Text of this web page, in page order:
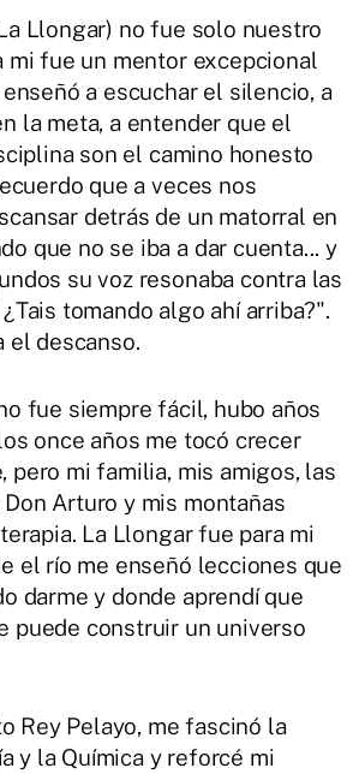
Llongar) no fue solo nuestro
mi fue un mentor excepcional
a escuchar el silencio, a
la meta, a entender que el
son el camino honesto
que a veces nos
detrás de un matorral en
que no se iba a dar cuenta... y
su voz resonaba contra las
tomando algo ahí arriba?".
el descanso.
fue siempre fácil, hubo años
once años me tocó crecer
pero mi familia, mis amigos, las
Arturo y mis montañas
La Llongar fue para mi
el río me enseñó lecciones que
darme y donde aprendí que
puede construir un universo
Rey Pelayo, me fascinó la
y la Química y reforcé mi